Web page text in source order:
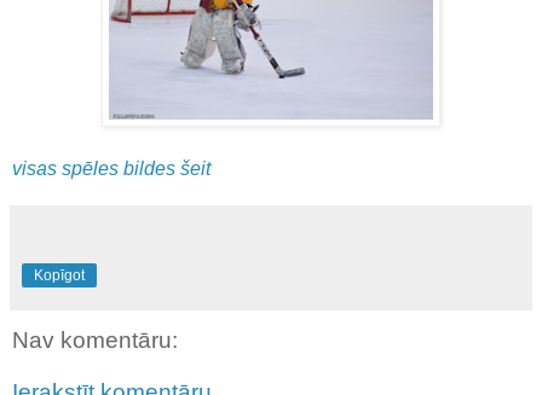
visas spēles bildes šeit
Kopīgot
Nav komentāru: